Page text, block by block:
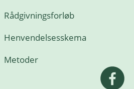
Rådgivningsforløb
Henvendelsesskema
Metoder